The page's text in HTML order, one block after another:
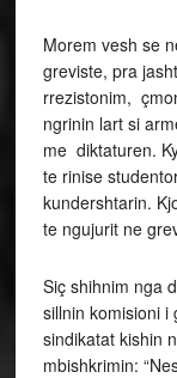
Morem vesh se
greviste, pra
rrezistonim,
ngrinin lart si
me diktaturen.
te rinise
kundershtarin.
te ngujurit ne
Siç shihnim nga
sillnin komisioni i
sindikatat kishin
mbishkrimin: